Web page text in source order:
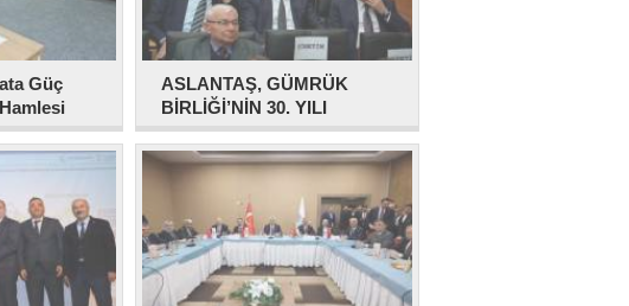
Güç
ASLANTAŞ, GÜMRÜK
BİRLİĞİ’NİN 30. YILI
PROGRAMINA KATILDI